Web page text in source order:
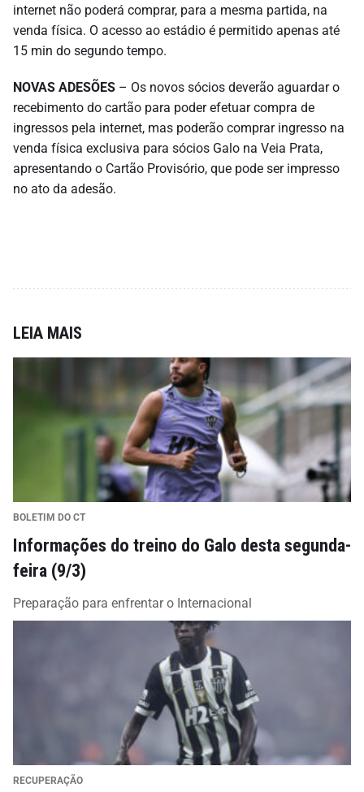
internet não poderá comprar, para a mesma partida, na
venda física. O acesso ao estádio é permitido apenas até
15 min do segundo tempo.
NOVAS ADESÕES – Os novos sócios deverão aguardar o
recebimento do cartão para poder efetuar compra de
ingressos pela internet, mas poderão comprar ingresso na
venda física exclusiva para sócios Galo na Veia Prata,
apresentando o Cartão Provisório, que pode ser impresso
no ato da adesão.
LEIA MAIS
BOLETIM DO CT
Informações do treino do Galo desta segunda-
feira (9/3)
Preparação para enfrentar o Internacional
RECUPERAÇÃO